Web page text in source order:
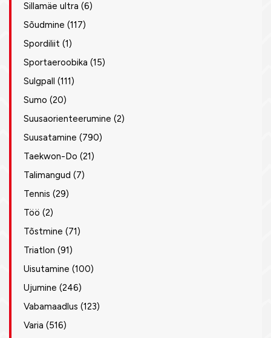
Sillamäe ultra (6)
Sõudmine (117)
Spordiliit (1)
Sportaeroobika (15)
Sulgpall (111)
Sumo (20)
Suusaorienteerumine (2)
Suusatamine (790)
Taekwon-Do (21)
Talimangud (7)
Tennis (29)
Töö (2)
Tõstmine (71)
Triatlon (91)
Uisutamine (100)
Ujumine (246)
Vabamaadlus (123)
Varia (516)